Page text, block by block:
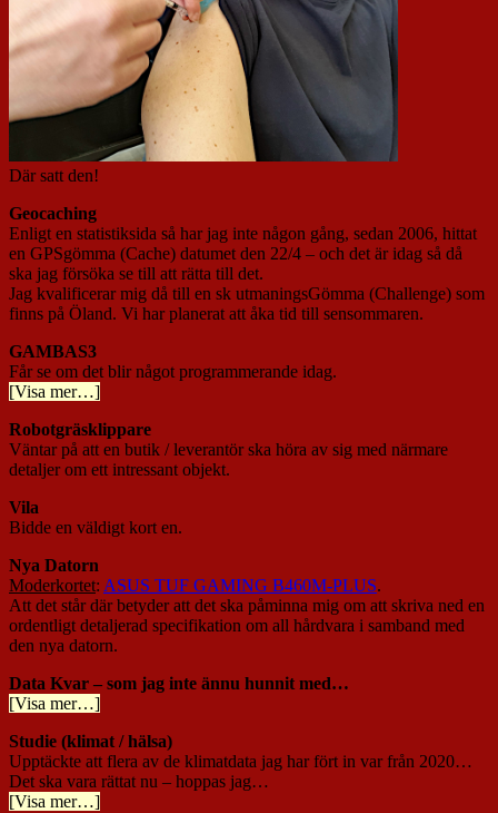
Där satt den!
Geocaching
Enligt en statistiksida så har jag inte någon gång, sedan 2006, hittat
en GPSgömma (Cache) datumet den 22/4 – och det är idag så då
ska jag försöka se till att rätta till det.
Jag kvalificerar mig då till en sk utmaningsGömma (Challenge) som
finns på Öland. Vi har planerat att åka tid till sensommaren.
GAMBAS3
Får se om det blir något programmerande idag.
[Visa mer…]
Robotgräsklippare
Väntar på att en butik / leverantör ska höra av sig med närmare
detaljer om ett intressant objekt.
Vila
Bidde en väldigt kort en.
Nya Datorn
Moderkortet: ASUS TUF GAMING B460M-PLUS.
Att det står där betyder att det ska påminna mig om att skriva ned en
ordentligt detaljerad specifikation om all hårdvara i samband med
den nya datorn.
Data Kvar – som jag inte ännu hunnit med…
[Visa mer…]
Studie (klimat / hälsa)
Upptäckte att flera av de klimatdata jag har fört in var från 2020…
Det ska vara rättat nu – hoppas jag…
[Visa mer…]